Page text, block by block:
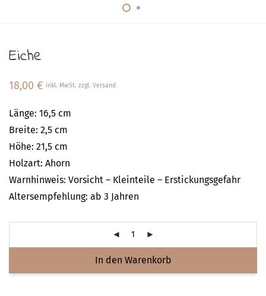
Eiche
18,00 € inkl. MwSt. zzgl. Versand
Länge: 16,5 cm
Breite: 2,5 cm
Höhe: 21,5 cm
Holzart: Ahorn
Warnhinweis: Vorsicht – Kleinteile – Erstickungsgefahr
Altersempfehlung: ab 3 Jahren
In den Warenkorb